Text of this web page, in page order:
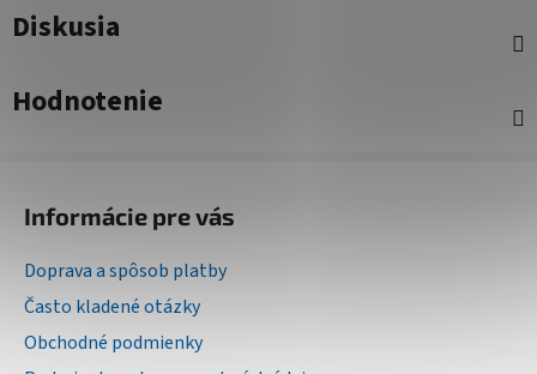
Diskusia
Hodnotenie
Informácie pre vás
Doprava a spôsob platby
Často kladené otázky
Obchodné podmienky